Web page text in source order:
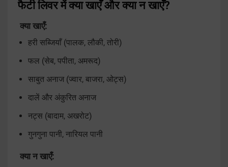
फैटी लिवर में क्या खाएँ और क्या न खाएँ?
क्या खाएँ:
हरी सब्जियाँ (पालक, लौकी, तोरी)
फल (सेब, पपीता, अमरूद)
साबुत अनाज (ज्वार, बाजरा, ओट्स)
दालें और अंकुरित अनाज
नट्स (बादाम, अखरोट)
गुनगुना पानी, नारियल पानी
क्या न खाएँ: